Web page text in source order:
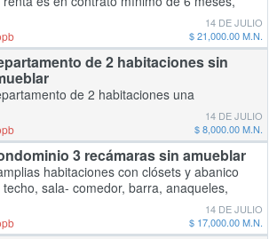
adaptando con todas las comodidades
para vivir en una zona cercana
restaurante , hospital, canchas deporti
14 DE JULIO
$ 21,000.00 M.N.
de 2 habitaciones sin
de 2 habitaciones una
con clóset grande y baño completo
recámara individual, balcón , y área de
con conexión No mascota. Sala
y
14 DE JULIO
$ 8,000.00 M.N.
3 recámaras sin amueblar
habitaciones con clósets y abanico
techo, sala- comedor, barra, anaqueles,
cuarto de lavandería con lavadero y
balcón. Corredor área para almac
14 DE JULIO
$ 17,000.00 M.N.